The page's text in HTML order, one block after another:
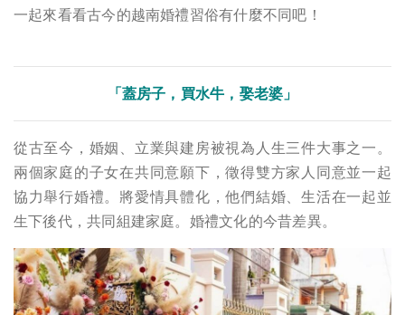
一起來看看古今的越南婚禮習俗有什麼不同吧！
「蓋房子，買水牛，娶老婆」
從古至今，婚姻、立業與建房被視為人生三件大事之一。
兩個家庭的子女在共同意願下，徵得雙方家人同意並一起
協力舉行婚禮。 將愛情具體化，他們結婚、生活在一起並
生下後代，共同組建家庭。 婚禮文化的今昔差異。